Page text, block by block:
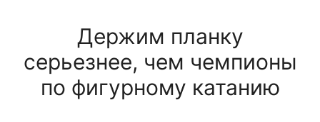
Держим планку
серьезнее, чем чемпионы
по фигурному катанию